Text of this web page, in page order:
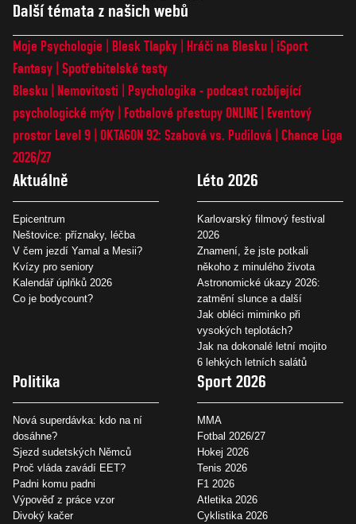
Další témata z našich webů
Moje Psychologie Blesk Tlapky Hráči na Blesku
iSport
Fantasy Spotřebitelské testy
Blesku
Nemovitosti
Psychologika - podcast rozbíjející
psychologické mýty
Fotbalové přestupy ONLINE
Eventový
prostor Level 9 OKTAGON 92: Szabová vs. Pudilová
Chance Liga
2026/27
Aktuálně
Epicentrum
Neštovice: příznaky, léčba
V čem jezdí Yamal a Mesii?
Kvízy pro seniory
Kalendář úplňků 2026
Co je bodycount?
Léto 2026
Karlovarský filmový festival
2026
Znamení, že jste potkali
někoho z minulého života
Astronomické úkazy 2026:
zatmění slunce a další
Jak obléci miminko při
vysokých teplotách?
Jak na dokonalé letní mojito
6 lehkých letních salátů
Politika
Nová superdávka: kdo na ní
dosáhne?
Sjezd sudetských Němců
Proč vláda zavádí EET?
Padni komu padni
Výpověď z práce vzor
Divoký kačer
Sport 2026
MMA
Fotbal 2026/27
Hokej 2026
Tenis 2026
F1 2026
Atletika 2026
Cyklistika 2026